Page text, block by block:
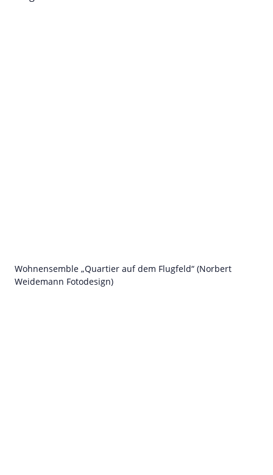
Wohnensemble „Quartier auf dem Flugfeld“ (Norbert
Weidemann Fotodesign)